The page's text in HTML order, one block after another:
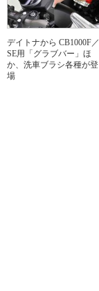
デイトナから CB1000F／
SE用「グラブバー」ほ
か、洗車ブラシ各種が登
場